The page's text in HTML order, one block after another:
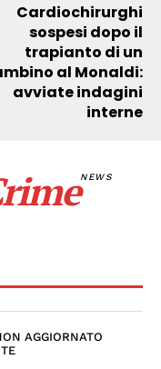
Cardiochirurghi
sospesi dopo il
trapianto di un
al Monaldi:
avviate indagini
interne
NEWS
AGGIORNATO